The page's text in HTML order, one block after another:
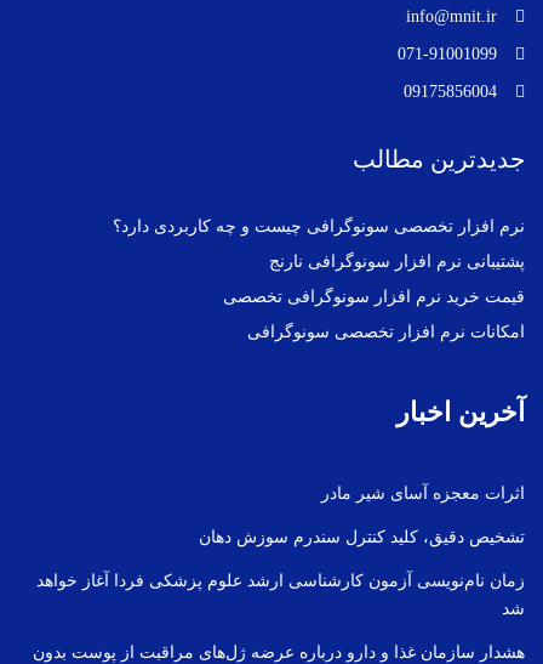
info@mnit.ir
071-91001099
09175856004
جدیدترین مطالب
نرم افزار تخصصی سونوگرافی چیست و چه کاربردی دارد؟
پشتیبانی نرم افزار سونوگرافی نارنج
قیمت خرید نرم افزار سونوگرافی تخصصی
امکانات نرم افزار تخصصی سونوگرافی
آخرین اخبار
اثرات معجزه آسای شیر مادر
تشخیص دقیق، کلید کنترل سندرم سوزش دهان
زمان نام‌نویسی آزمون کارشناسی ارشد علوم پزشکی فردا آغاز خواهد
شد
هشدار سازمان غذا و دارو درباره عرضه ژل‌های مراقبت از پوست بدون